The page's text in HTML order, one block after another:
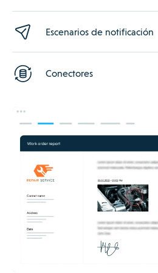
Escenarios de notificación
Conectores